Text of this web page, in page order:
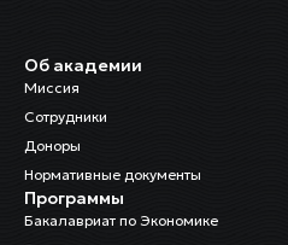
Об академии
Миссия
Сотрудники
Доноры
Нормативные документы
Программы
Бакалавриат по Экономике